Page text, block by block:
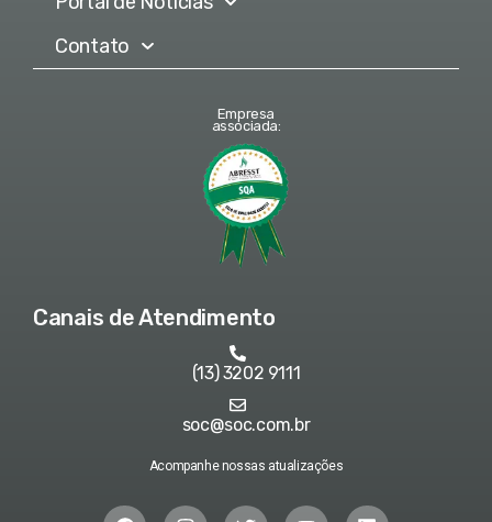
Contato
Empresa
associada:
Canais de Atendimento
(13) 3202 9111
soc@soc.com.br
Acompanhe nossas atualizações